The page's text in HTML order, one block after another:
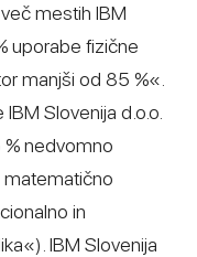
mestih IBM
uporabe fizične
manjši od 85 %«.
Slovenija d.o.o.
nedvomno
matematično
in
IBM Slovenija